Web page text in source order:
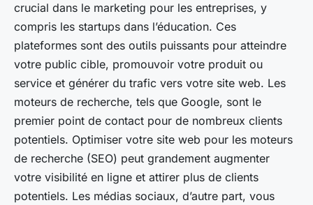
crucial dans le marketing pour les entreprises, y
compris les startups dans l’éducation. Ces
plateformes sont des outils puissants pour atteindre
votre public cible, promouvoir votre produit ou
service et générer du trafic vers votre site web. Les
moteurs de recherche, tels que Google, sont le
premier point de contact pour de nombreux clients
potentiels. Optimiser votre site web pour les moteurs
de recherche (SEO) peut grandement augmenter
votre visibilité en ligne et attirer plus de clients
potentiels. Les médias sociaux, d’autre part, vous